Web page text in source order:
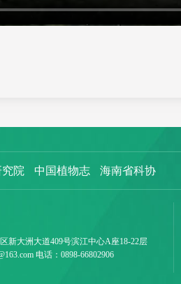
院 中国植物志 海南省科协
新大洲大道409号滨江中心A座18-22层
电话：0898-66802906